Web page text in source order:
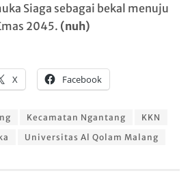
Siaga sebagai bekal menuju
2045. (nuh)
X Facebook
Kecamatan Ngantang
KKN
Universitas Al Qolam Malang